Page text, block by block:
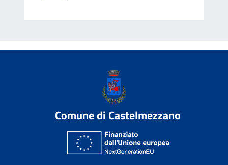
Comune di Castelmezzano